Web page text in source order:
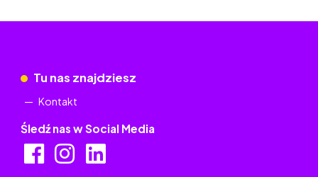
Tu nas znajdziesz
Kontakt
Śledź nas w Social Media